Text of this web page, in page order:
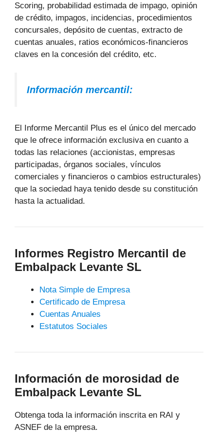
Scoring, probabilidad estimada de impago, opinión
de crédito, impagos, incidencias, procedimientos
concursales, depósito de cuentas, extracto de
cuentas anuales, ratios económicos-financieros
claves en la concesión del crédito, etc.
Información mercantil:
El Informe Mercantil Plus es el único del mercado
que le ofrece información exclusiva en cuanto a
todas las relaciones (accionistas, empresas
participadas, órganos sociales, vínculos
comerciales y financieros o cambios estructurales)
que la sociedad haya tenido desde su constitución
hasta la actualidad.
Informes Registro Mercantil de
Embalpack Levante SL
Nota Simple de Empresa
Certificado de Empresa
Cuentas Anuales
Estatutos Sociales
Información de morosidad de
Embalpack Levante SL
Obtenga toda la información inscrita en RAI y
ASNEF de la empresa.